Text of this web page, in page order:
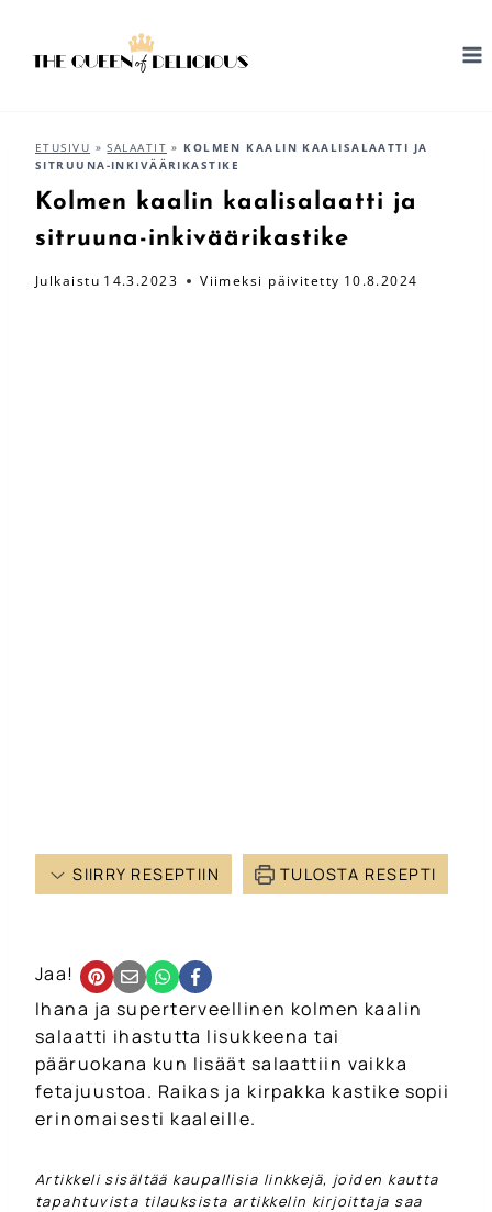
ETUSIVU »SALAATIT » KOLMEN KAALIN KAALISALAATTI JA
SITRUUNA-INKIVÄÄRIKASTIKE
Kolmen kaalin kaalisalaatti ja
sitruuna-inkiväärikastike
Julkaistu 14.3.2023 Viimeksi päivitetty 10.8.2024
SIIRRY RESEPTIIN TULOSTA RESEPTI
Jaa!
Ihana ja superterveellinen kolmen kaalin
salaatti ihastutta lisukkeena tai
pääruokana kun lisäät salaattiin vaikka
fetajuustoa. Raikas ja kirpakka kastike sopii
erinomaisesti kaaleille.
Artikkeli sisältää kaupallisia linkkejä, joiden kautta
tapahtuvista tilauksista artikkelin kirjoittaja saa